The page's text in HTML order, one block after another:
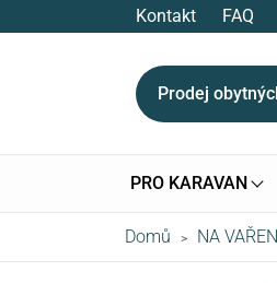
Kontakt FAQ
Prodej
PRO KARAVAN
Domů > NA VAŘENÍ